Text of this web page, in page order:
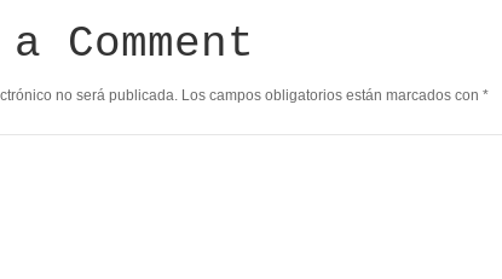
Comment
no será publicada. Los campos obligatorios están marcados con *